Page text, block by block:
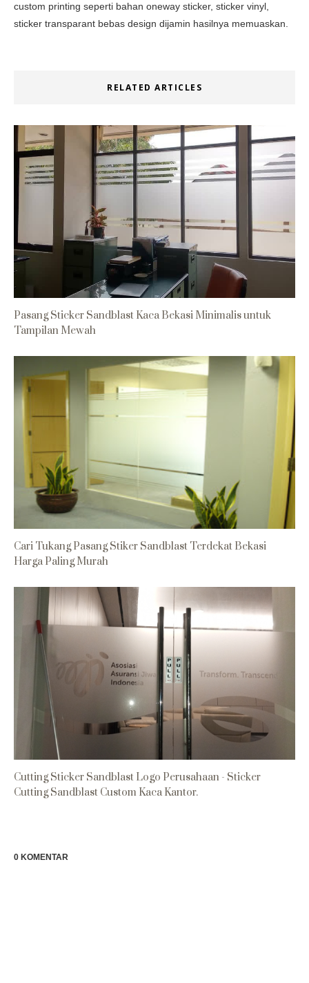
custom printing seperti bahan oneway sticker, sticker vinyl,
sticker transparant bebas design dijamin hasilnya memuaskan.
RELATED ARTICLES
Pasang Sticker Sandblast Kaca Bekasi Minimalis untuk
Tampilan Mewah
Cari Tukang Pasang Stiker Sandblast Terdekat Bekasi
Harga Paling Murah
Cutting Sticker Sandblast Logo Perusahaan - Sticker
Cutting Sandblast Custom Kaca Kantor.
0 KOMENTAR